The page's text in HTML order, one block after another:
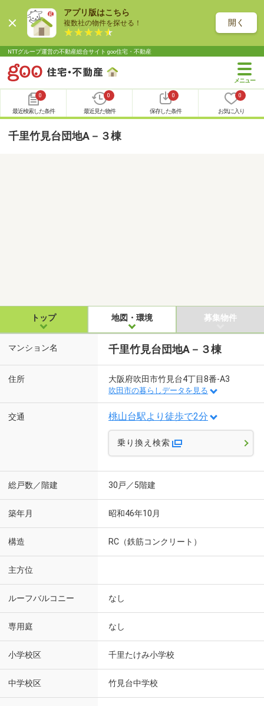
アプリ版はこちら
複数社の物件を探せる！ 開く
NTTグループ運営の不動産総合サイト goo住宅・不動産
0
最近検索した条件
0
最近見た物件
0
保存した条件
0
お気に入り
千里竹見台団地A－３棟
トップ 地図・環境 募集物件
マンション名 千里竹見台団地A－３棟
住所 大阪府吹田市竹見台4丁目8番-A3
吹田市の暮らしデータを見る
交通 桃山台駅より徒歩で2分
乗り換え検索
総戸数／階建 30戸／5階建
築年月 昭和46年10月
構造 RC（鉄筋コンクリート）
主方位
ルーフバルコニー なし
専用庭 なし
小学校区 千里たけみ小学校
中学校区 竹見台中学校